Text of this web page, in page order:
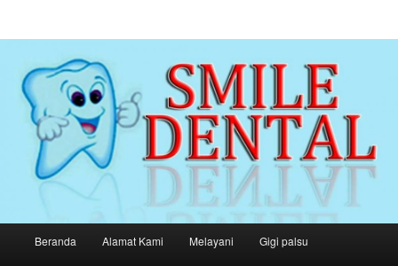
Langsung
Langsung
Beranda Alamat Kami Melayani Gigi palsu